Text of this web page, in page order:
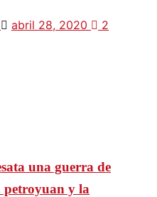
abril 28, 2020 2
una guerra de
petroyuan y la